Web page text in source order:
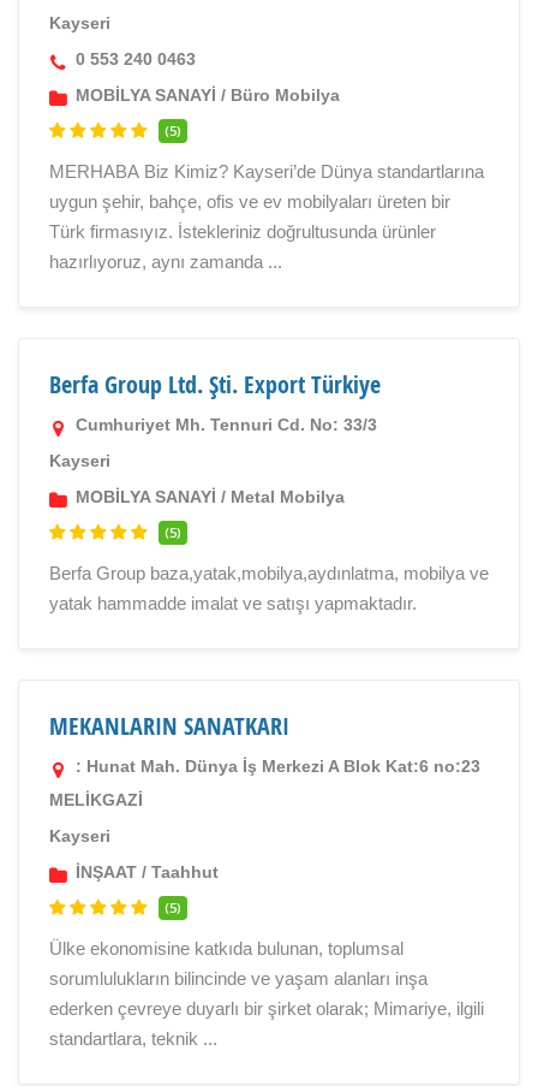
Kayseri
0 553 240 0463
MOBİLYA SANAYİ / Büro Mobilya
(5)
MERHABA Biz Kimiz? Kayseri’de Dünya standartlarına
uygun şehir, bahçe, ofis ve ev mobilyaları üreten bir
Türk firmasıyız. İstekleriniz doğrultusunda ürünler
hazırlıyoruz, aynı zamanda ...
Berfa Group Ltd. Şti. Export Türkiye
Cumhuriyet Mh. Tennuri Cd. No: 33/3
Kayseri
MOBİLYA SANAYİ / Metal Mobilya
(5)
Berfa Group baza,yatak,mobilya,aydınlatma, mobilya ve
yatak hammadde imalat ve satışı yapmaktadır.
MEKANLARIN SANATKARI
: Hunat Mah. Dünya İş Merkezi A Blok Kat:6 no:23
MELİKGAZİ
Kayseri
İNŞAAT / Taahhut
(5)
Ülke ekonomisine katkıda bulunan, toplumsal
sorumlulukların bilincinde ve yaşam alanları inşa
ederken çevreye duyarlı bir şirket olarak; Mimariye, ilgili
standartlara, teknik ...